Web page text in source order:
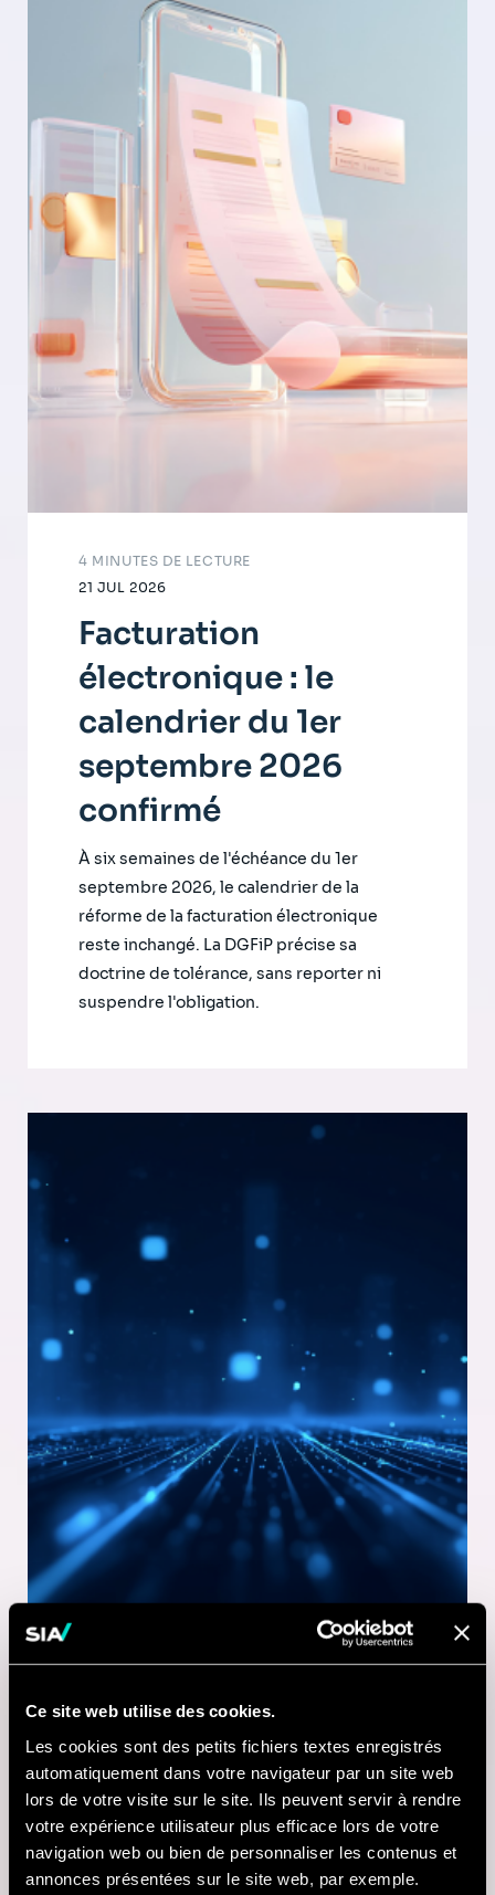
Ce site web utilise des cookies.
Les cookies sont des petits fichiers textes enregistrés
automatiquement dans votre navigateur par un site web
lors de votre visite sur le site. Ils peuvent servir à rendre
votre expérience utilisateur plus efficace lors de votre
navigation web ou bien de personnaliser les contenus et
annonces présentées sur le site web, par exemple.
21 JUL 2026
4 MINUTES DE LECTURE
Facturation
électronique : le
calendrier du 1er
septembre 2026
confirmé
À six semaines de l'échéance du 1er
septembre 2026, le calendrier de la
réforme de la facturation électronique
reste inchangé. La DGFiP précise sa
doctrine de tolérance, sans reporter ni
suspendre l'obligation.
Nausicaá modernise
sa billetterie digitale